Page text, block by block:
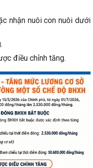
nhận nuôi con nuôi dưới
điều chỉnh tăng.